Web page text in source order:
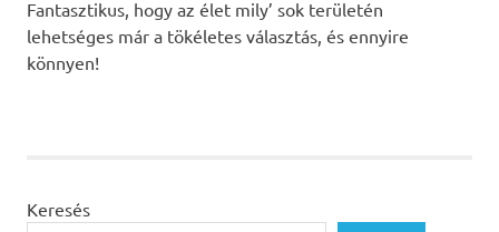
Fantasztikus, hogy az élet mily’ sok területén
lehetséges már a tökéletes választás, és ennyire
könnyen!
Keresés